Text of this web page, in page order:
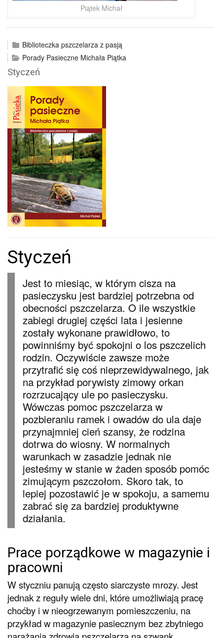
Piątek Michał
Biblioteczka pszczelarza z pasją
Porady Pasieczne Michała Piątka
Styczeń
Styczeń
Jest to miesiąc, w którym cisza na
pasieczysku jest bardziej potrzebna od
obecności pszczelarza. O ile wszystkie
zabiegi drugiej części lata i jesienne
zostały wykonane prawidłowo, to
powinniśmy być spokojni o los pszczelich
rodzin. Oczywiście zawsze może
przytrafić się coś nieprzewidywalnego, jak
na przykład porywisty zimowy orkan
rozrzucający ule po pasieczysku.
Wówczas pomoc pszczelarza w
pozbieraniu ramek i owadów do ula daje
przynajmniej cień szansy, że rodzina
dotrwa do wiosny. W normalnych
warunkach w zasadzie jednak nie
jesteśmy w stanie w żaden sposób pomóc
zimującym pszczołom. Skoro tak, to
lepiej pozostawić je w spokoju, a samemu
zabrać się za bardziej produktywne
działania.
Prace porządkowe w magazynie i
pracowni
W styczniu panują często siarczyste mrozy. Jest
jednak z reguły wiele dni, które umożliwiają pracę
choćby i w nieogrzewanym pomieszczeniu, na
przykład w magazynie pasiecznym bez zbytniego